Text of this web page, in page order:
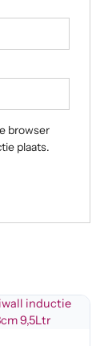
browser
plaats.